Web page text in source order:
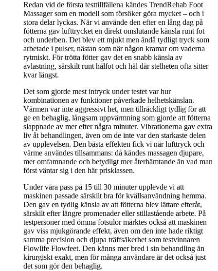
Redan vid de första testtillfällena kändes TrendRehab Foot
Massager som en modell som försöker göra mycket – och i
stora delar lyckas. När vi använde den efter en lång dag på
fötterna gav lufttrycket en direkt omslutande känsla runt fot
och underben. Det blev ett mjukt men ändå tydligt tryck som
arbetade i pulser, nästan som när någon kramar om vaderna
rytmiskt. För trötta fötter gav det en snabb känsla av
avlastning, särskilt runt hålfot och häl där stelheten ofta sitter
kvar längst.
Det som gjorde mest intryck under testet var hur
kombinationen av funktioner påverkade helhetskänslan.
Värmen var inte aggressivt het, men tillräckligt tydlig för att
ge en behaglig, långsam uppvärmning som gjorde att fötterna
slappnade av mer efter några minuter. Vibrationerna gav extra
liv åt behandlingen, även om de inte var den starkaste delen
av upplevelsen. Den bästa effekten fick vi när lufttryck och
värme användes tillsammans: då kändes massagen djupare,
mer omfamnande och betydligt mer återhämtande än vad man
först väntar sig i den här prisklassen.
Under våra pass på 15 till 30 minuter upplevde vi att
maskinen passade särskilt bra för kvällsanvändning hemma.
Den gav en tydlig känsla av att fötterna blev lättare efteråt,
särskilt efter längre promenader eller stillastående arbete. På
testpersoner med ömma fotsulor märktes också att maskinen
gav viss mjukgörande effekt, även om den inte hade riktigt
samma precision och djupa träffsäkerhet som testvinnaren
Flowlife Flowfeet. Den känns mer bred i sin behandling än
kirurgiskt exakt, men för många användare är det också just
det som gör den behaglig.